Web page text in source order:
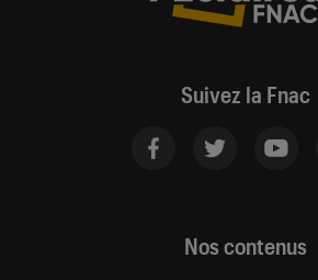
Suivez la Fnac
Nos contenus